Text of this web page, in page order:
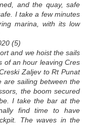
and the quay, safe
I take a few minutes
marina, with its low
and we hoist the sails
of an hour leaving Cres
Zaljev to Rt Punat
are sailing between the
the boom secured
I take the bar at the
find time to have
The waves in the